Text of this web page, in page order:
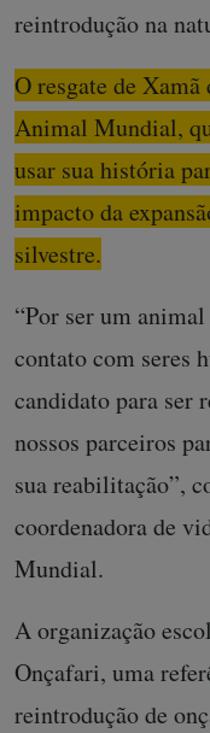
reintrodução na
O resgate de Xamã
Animal Mundial,
usar sua história
impacto da
silvestre.
“Por ser um
contato com seres
candidato para ser
nossos parceiros
sua reabilitação”,
coordenadora de
Mundial.
A organização
Onçafari, uma
reintrodução de